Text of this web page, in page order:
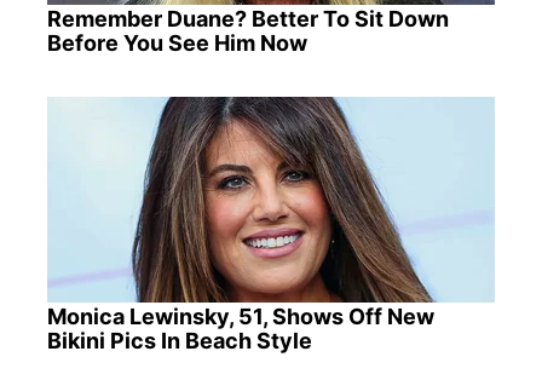
Remember Duane? Better To Sit Down
Before You See Him Now
Monica Lewinsky, 51, Shows Off New
Bikini Pics In Beach Style